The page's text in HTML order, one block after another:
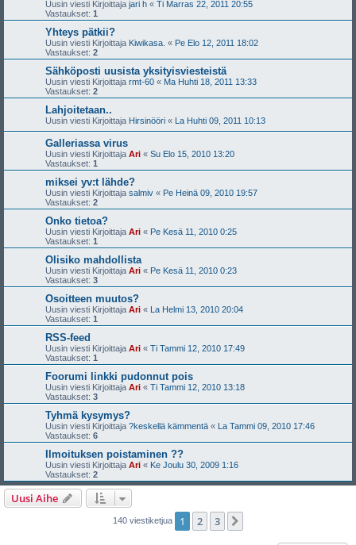
Uusin viesti Kirjoittaja jari h « Ti Marras 22, 2011 20:55
Vastaukset: 1
Yhteys pätkii?
Uusin viesti Kirjoittaja Kiwikasa. « Pe Elo 12, 2011 18:02
Vastaukset: 2
Sähköposti uusista yksityisviesteistä
Uusin viesti Kirjoittaja rmt-60 « Ma Huhti 18, 2011 13:33
Vastaukset: 2
Lahjoitetaan..
Uusin viesti Kirjoittaja Hirsinööri « La Huhti 09, 2011 10:13
Galleriassa virus
Uusin viesti Kirjoittaja Ari « Su Elo 15, 2010 13:20
Vastaukset: 1
miksei yv:t lähde?
Uusin viesti Kirjoittaja salmiv « Pe Heinä 09, 2010 19:57
Vastaukset: 2
Onko tietoa?
Uusin viesti Kirjoittaja Ari « Pe Kesä 11, 2010 0:25
Vastaukset: 1
Olisiko mahdollista
Uusin viesti Kirjoittaja Ari « Pe Kesä 11, 2010 0:23
Vastaukset: 3
Osoitteen muutos?
Uusin viesti Kirjoittaja Ari « La Helmi 13, 2010 20:04
Vastaukset: 1
RSS-feed
Uusin viesti Kirjoittaja Ari « Ti Tammi 12, 2010 17:49
Vastaukset: 1
Foorumi linkki pudonnut pois
Uusin viesti Kirjoittaja Ari « Ti Tammi 12, 2010 13:18
Vastaukset: 3
Tyhmä kysymys?
Uusin viesti Kirjoittaja ?keskellä kämmentä « La Tammi 09, 2010 17:46
Vastaukset: 6
Ilmoituksen poistaminen ??
Uusin viesti Kirjoittaja Ari « Ke Joulu 30, 2009 1:16
Vastaukset: 2
Uusi Aihe
140 viestiketjua 1 2 3